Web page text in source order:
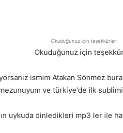
Okuduğunuz için teşekkürler!
Okuduğunuz için
ismim Atakan Sönmez
ve türkiye'de ilk
uykuda dinledikleri mp3 ler ile